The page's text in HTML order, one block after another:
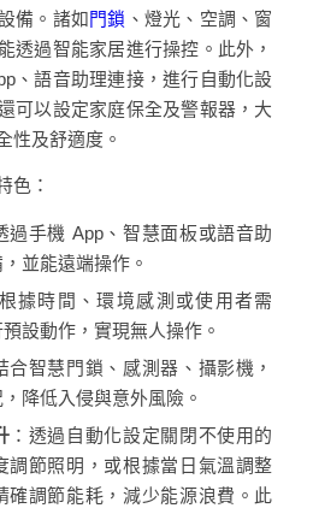
備。諸如門鎖 、燈光、空調、窗
透過智能家居進行操控。此外，
、語音助理連接，進行自動化設
可以設定家庭保全及警報器，大
性及舒適度。
色：
過手機 App、智慧面板或語音助
並能遠端操作。
根據時間、環境感測或使用者需
設動作，實現無人操作。
合智慧門鎖、感測器、攝影機，
降低入侵與意外風險。
：透過自動化設定關閉不使用的
調節照明，或根據當日氣溫調整
確調節能耗，減少能源浪費。此